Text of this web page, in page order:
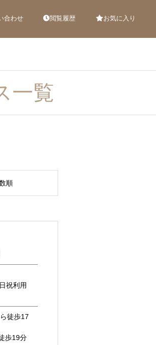
合わせ 閲覧履歴 お気に入り
一覧
順
祝利用
徒歩17
歩19分